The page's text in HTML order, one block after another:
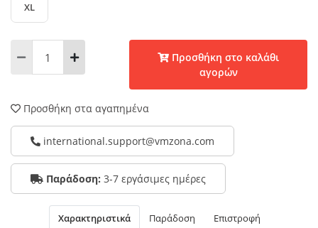
XL
αγορών
Προσθήκη στα αγαπημένα
international.support@vmzona.com
Παράδοση: 3-7 εργάσιμες ημέρες
Χαρακτηριστικά Παράδοση Επιστροφή